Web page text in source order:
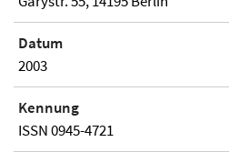
Datum
2003
Kennung
ISSN 0945-4721